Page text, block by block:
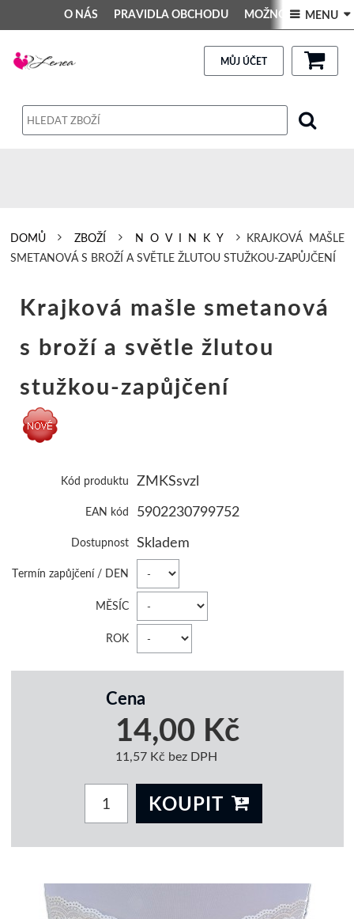
O NÁS PRAVIDLA OBCHODU MOŽNOSTI PLATBY
DEKORACE DO INTERIÉRU Kontakt GALERIE
 MENU 
MŮJ ÚČET
DOMŮ ZBOŽÍ N O V I N K Y
KRAJKOVÁ MAŠLE
SMETANOVÁ S BROŽÍ A SVĚTLE ŽLUTOU STUŽKOU-ZAPŮJČENÍ
Krajková mašle smetanová
s broží a světle žlutou
stužkou-zapůjčení
Kód produktu ZMKSsvzl
EAN kód 5902230799752
Dostupnost Skladem
Termín zapůjčení / DEN
MĚSÍC
ROK
Cena
14,00 Kč
11,57 Kč bez DPH
KOUPIT